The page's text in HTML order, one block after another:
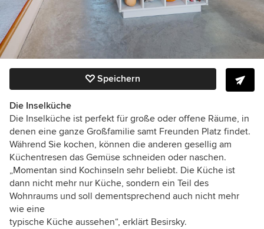
Speichern
Die Inselküche
Die Inselküche ist perfekt für große oder offene Räume, in
denen eine ganze Großfamilie samt Freunden Platz findet.
Während Sie kochen, können die anderen gesellig am
Küchentresen das Gemüse schneiden oder naschen.
„Momentan sind Kochinseln sehr beliebt. Die Küche ist
dann nicht mehr nur Küche, sondern ein Teil des
Wohnraums und soll dementsprechend auch nicht mehr
wie eine
typische Küche aussehen“, erklärt Besirsky.